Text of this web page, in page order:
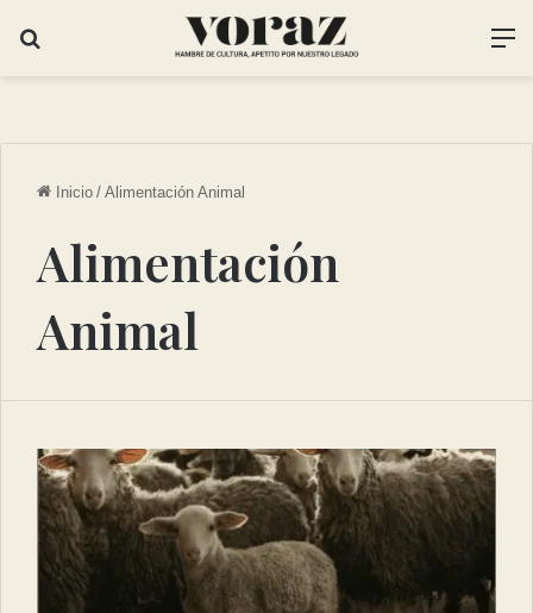
Inicio / Alimentación Animal
Alimentación
Animal